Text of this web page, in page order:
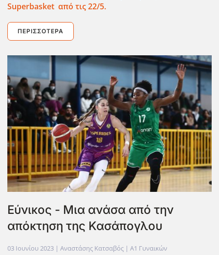
Superbasket από τις 22/5.
ΠΕΡΙΣΣΌΤΕΡΑ
Εύνικος - Μια ανάσα από την
απόκτηση της Κασάπογλου
03 Ιουνίου 2023 | Αναστάσης Κατσαβός | Α1 Γυναικών